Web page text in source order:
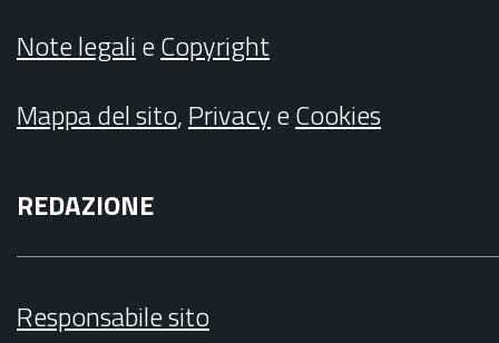
Note legalieCopyright
Mappa del sito,PrivacyeCookies
REDAZIONE
Responsabile sito